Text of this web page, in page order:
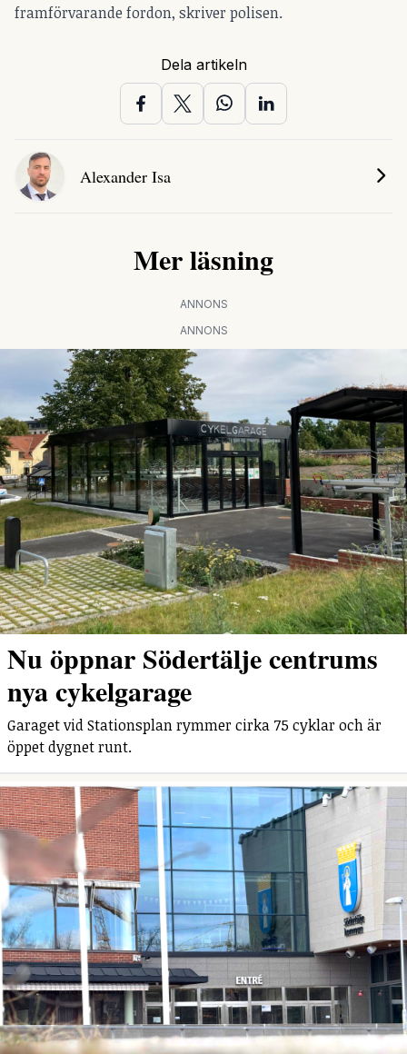
framförvarande fordon, skriver polisen.
Dela artikeln
Alexander Isa
Mer läsning
ANNONS
ANNONS
Nu öppnar Södertälje centrums
nya cykelgarage
Garaget vid Stationsplan rymmer cirka 75 cyklar och är
öppet dygnet runt.